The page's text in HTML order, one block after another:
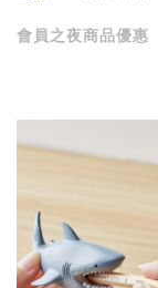
會員之夜商品優惠